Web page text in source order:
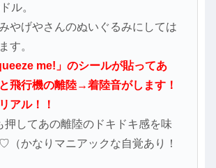
ル。
やげやさんのぬいぐるみにしては
す。
me!」のシールが貼ってあ
飛行機の離陸→着陸音がします！
アル！！
押してあの離陸のドキドキ感を味
（かなりマニアックな自覚あり！